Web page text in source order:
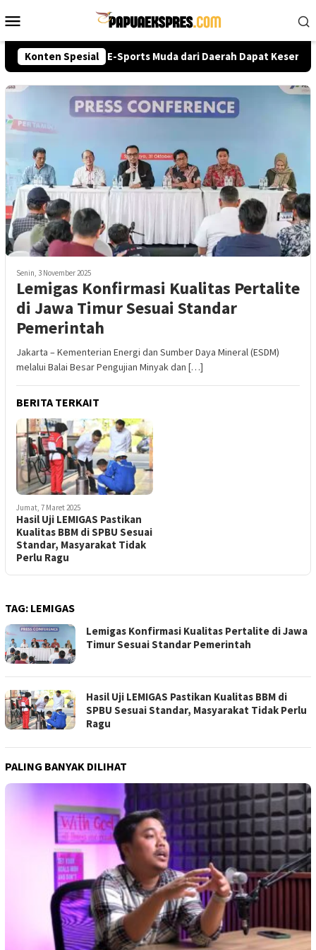
ke
Mobile
Konten Spesial
2026, Talenta E-Sports Muda dari Daerah Dapat
Senin, 3 November 2025
Lemigas Konfirmasi Kualitas Pertalite
di Jawa Timur Sesuai Standar
Pemerintah
Jakarta – Kementerian Energi dan Sumber Daya Mineral (ESDM)
melalui Balai Besar Pengujian Minyak dan […]
BERITA TERKAIT
Jumat, 7 Maret 2025
Hasil Uji LEMIGAS Pastikan
Kualitas BBM di SPBU Sesuai
Standar, Masyarakat Tidak
Perlu Ragu
TAG: LEMIGAS
Lemigas Konfirmasi Kualitas Pertalite di Jawa
Timur Sesuai Standar Pemerintah
Hasil Uji LEMIGAS Pastikan Kualitas BBM di
SPBU Sesuai Standar, Masyarakat Tidak Perlu
Ragu
PALING BANYAK DILIHAT